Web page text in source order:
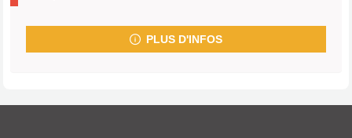
PLUS D'INFOS